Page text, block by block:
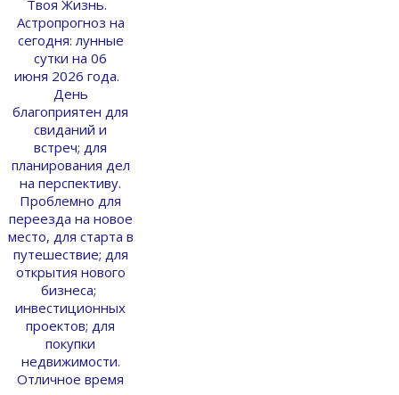
Твоя Жизнь.
Астропрогноз на
сегодня: лунные
сутки на 06
июня 2026 года.
День
благоприятен для
свиданий и
встреч; для
планирования дел
на перспективу.
Проблемно для
переезда на новое
место, для старта в
путешествие; для
открытия нового
бизнеса;
инвестиционных
проектов; для
покупки
недвижимости.
Отличное время